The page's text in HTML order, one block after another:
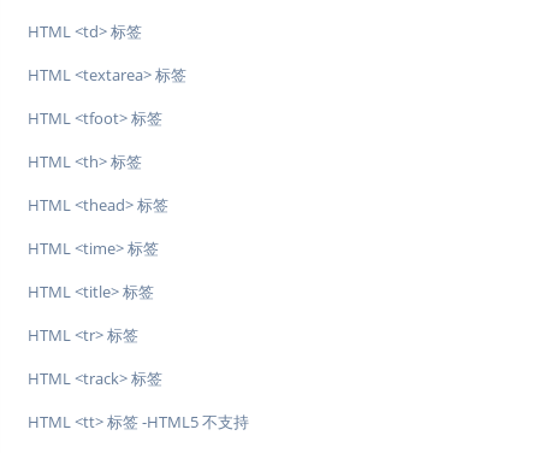
HTML <td> 标签
HTML <textarea> 标签
HTML <tfoot> 标签
HTML <th> 标签
HTML <thead> 标签
HTML <time> 标签
HTML <title> 标签
HTML <tr> 标签
HTML <track> 标签
HTML <tt> 标签 -HTML5 不支持